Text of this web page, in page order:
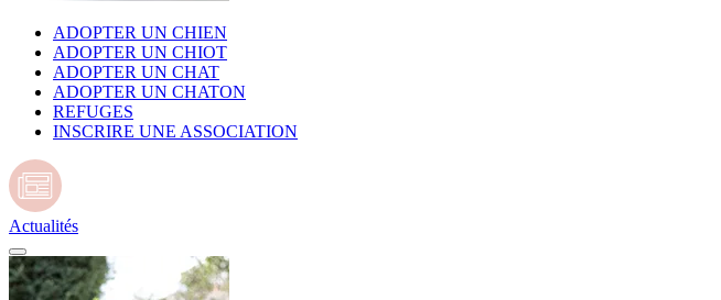
ADOPTER UN CHIEN
ADOPTER UN CHIOT
ADOPTER UN CHAT
ADOPTER UN CHATON
REFUGES
INSCRIRE UNE ASSOCIATION
Actualités